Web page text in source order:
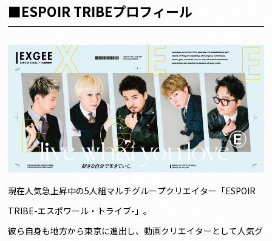
■ESPOIR TRIBEプロフィール
現在人気急上昇中の5人組マルチグループクリエイター「ESPOIR
TRIBE-エスポワール・トライブ-」。
彼ら自身も地方から東京に進出し、動画クリエイターとして人気グ